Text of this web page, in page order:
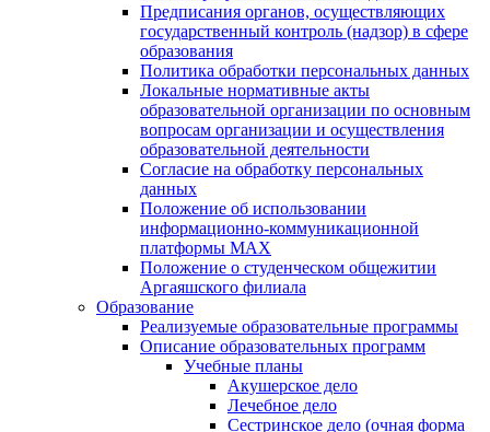
Предписания органов, осуществляющих
государственный контроль (надзор) в сфере
образования
Политика обработки персональных данных
Локальные нормативные акты
образовательной организации по основным
вопросам организации и осуществления
образовательной деятельности
Согласие на обработку персональных
данных
Положение об использовании
информационно-коммуникационной
платформы MAX
Положение о студенческом общежитии
Аргаяшского филиала
Образование
Реализуемые образовательные программы
Описание образовательных программ
Учебные планы
Акушерское дело
Лечебное дело
Сестринское дело (очная форма